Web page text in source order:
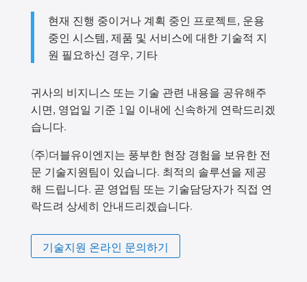
현재 진행 중이거나 계획 중인 프로젝트, 운용
중인 시스템, 제품 및 서비스에 대한 기술적 지
원 필요하신 경우, 기타
귀사의 비지니스 또는 기술 관련 내용을 공유해주
시면, 영업일 기준 1일 이내에 신속하게 연락드리겠
습니다.
(주)더블유이엔지는 풍부한 현장 경험을 보유한 전
문 기술지원팀이 있습니다. 최적의 솔루션을 제공
해 드립니다. 곧 영업팀 또는 기술담당자가 직접 연
락드려 상세히 안내드리겠습니다.
기술지원 온라인 문의하기